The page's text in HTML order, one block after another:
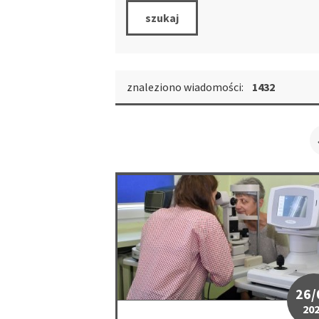
szukaj
znaleziono wiadomości: 1432
"Wiosenny Przegląd Zdrowia" w
26/